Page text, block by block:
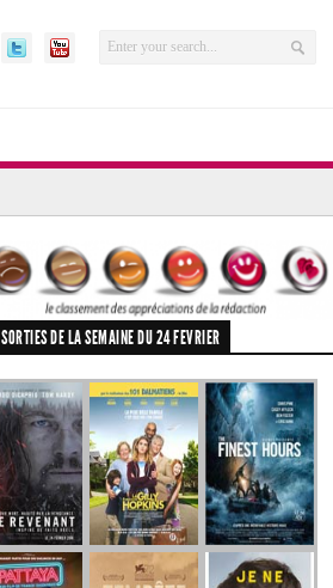
SORTIES DE LA SEMAINE DU 24 FEVRIER